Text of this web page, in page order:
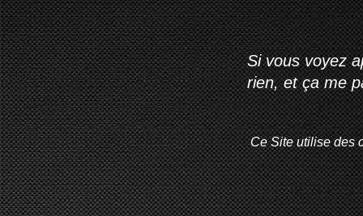
Si vous voyez
rien, et ça me
Ce Site utilise des